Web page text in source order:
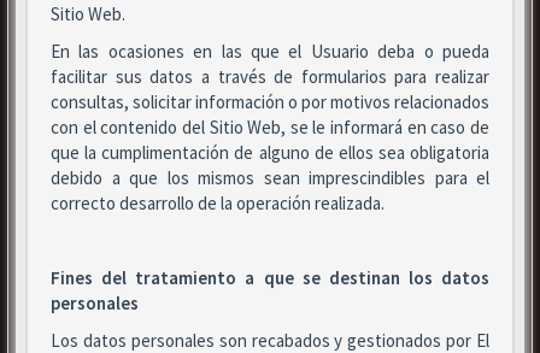
Sitio Web.
En las ocasiones en las que el Usuario deba o pueda
facilitar sus datos a través de formularios para realizar
consultas, solicitar información o por motivos relacionados
con el contenido del Sitio Web, se le informará en caso de
que la cumplimentación de alguno de ellos sea obligatoria
debido a que los mismos sean imprescindibles para el
correcto desarrollo de la operación realizada.
Fines del tratamiento a que se destinan los datos
personales
Los datos personales son recabados y gestionados por El